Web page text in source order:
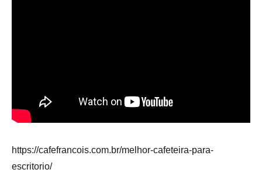
https://cafefrancois.com.br/melhor-cafeteira-para-
escritorio/